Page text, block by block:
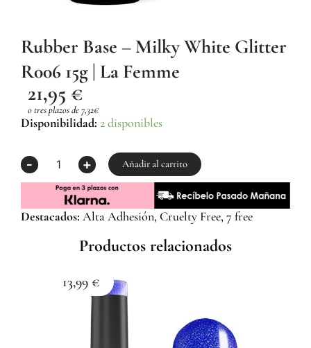
Rubber Base – Milky White Glitter
R006 15g | La Femme
21,95 €
o tres plazos de 7,32€
Disponibilidad: 2 disponibles
-
Rubber
Milky
White
15g
+ Añadir al carrito
Destacados: Alta Adhesión, Cruelty Free, 7 free
Productos relacionados
13,99 €